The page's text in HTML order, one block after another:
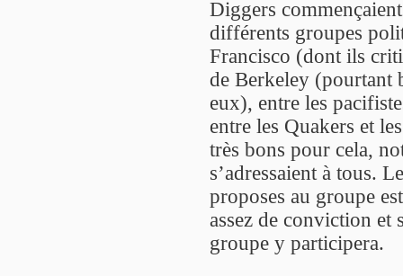
Diggers
différents groupes
Francisco (dont ils
de Berkeley (pourtant
eux), entre les
entre les Quakers et
très bons pour cela,
s’adressaient à tous.
proposes au groupe
assez de conviction et
groupe y participera.